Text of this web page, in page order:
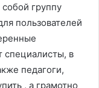
группу
пользователей
специалисты, в
педагоги,
, а грамотно